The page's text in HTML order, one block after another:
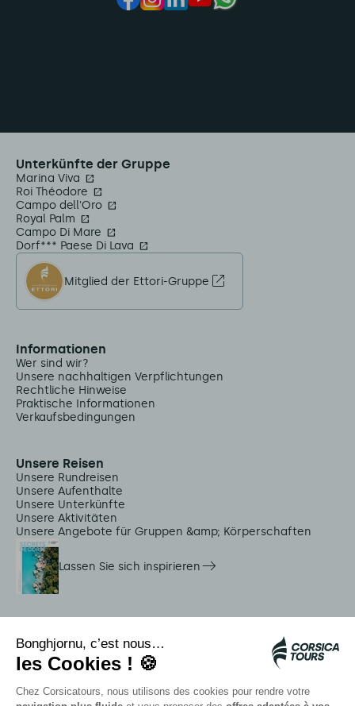
Unterkünfte der Gruppe
Marina Viva
Roi Théodore
Campo dell'Oro
Royal Palm
Campo Di Mare
Dorf*** Paese Di Lava
Mitglied der Ettori-Gruppe
Informationen
Wer sind wir?
Unsere nachhaltigen Verpflichtungen
Rechtliche Hinweise
Praktische Informationen
Verkaufsbedingungen
Unsere Reisen
Unsere Rundreisen
Unsere Aufenthalte
Unsere Unterkünfte
Unsere Aktivitäten
Unsere Angebote für Gruppen &amp; Körperschaften
Lassen Sie sich inspirieren
Citadina Shuttles
Quallenalarm
Autocars rapides bleus